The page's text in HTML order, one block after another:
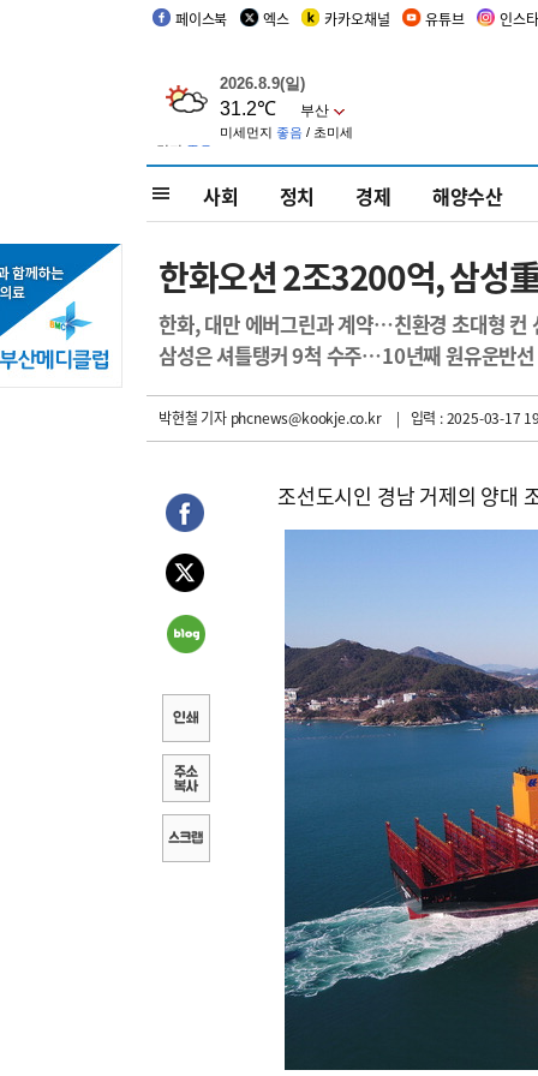
페이스북 엑스 카카오채널 유튜브 인스
사회 정치 경제 해양수산
한화오션 2조3200억, 삼성
한화, 대만 에버그린과 계약…친환경 초대형 컨
삼성은 셔틀탱커 9척 수주…10년째 원유운반
박현철 기자phcnews@kookje.co.kr | 입력 : 2025-03-17
조선도시인 경남 거제의 양대